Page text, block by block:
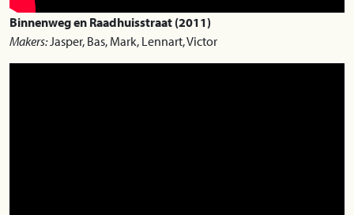
Binnenweg en Raadhuisstraat (2011)
Makers:Jasper, Bas, Mark, Lennart, Victor